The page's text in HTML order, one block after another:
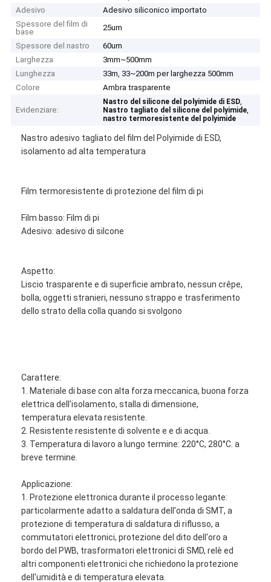
Adesivo
Adesivo siliconico importato
Spessore del film di
base
25um
Spessore del nastro
60um
Larghezza
3mm~500mm
Lunghezza
33m, 33~200m per larghezza 500mm
Colore
Ambra trasparente
Evidenziare:
Nastro del silicone del polyimide di ESD,
Nastro tagliato del silicone del polyimide,
nastro termoresistente del polyimide
Nastro adesivo tagliato del film del Polyimide di ESD,
isolamento ad alta temperatura
Film termoresistente di protezione del film di pi
Film basso: Film di pi
Adesivo: adesivo di silcone
Aspetto:
Liscio trasparente e di superficie ambrato, nessun crêpe,
bolla, oggetti stranieri, nessuno strappo e trasferimento
dello strato della colla quando si svolgono
Carattere:
1. Materiale di base con alta forza meccanica, buona forza
elettrica dell'isolamento, stalla di dimensione,
temperatura elevata resistente.
2. Resistente resistente di solvente e e di acqua.
3. Temperatura di lavoro a lungo termine: 220°C, 280°C. a
breve termine.
Applicazione:
1. Protezione elettronica durante il processo legante:
particolarmente adatto a saldatura dell'onda di SMT, a
protezione di temperatura di saldatura di riflusso, a
commutatori elettronici, protezione del dito dell'oro a
bordo del PWB, trasformatori elettronici di SMD, relè ed
altri componenti elettronici che richiedono la protezione
dell'umidità e di temperatura elevata.